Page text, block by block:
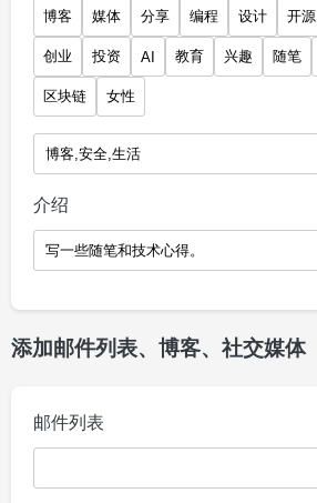
博客 媒体 分享 编程 设计 开源
创业 投资 AI 教育 兴趣 随笔
区块链 女性
介绍
添加邮件列表、博客、社交媒体
邮件列表